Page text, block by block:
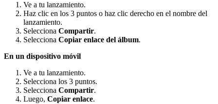
Ve a tu lanzamiento.
Haz clic en los 3 puntos o haz clic derecho en el nombre del
lanzamiento.
Selecciona Compartir.
Selecciona Copiar enlace del álbum.
En un dispositivo móvil
Ve a tu lanzamiento.
Selecciona los 3 puntos.
Selecciona Compartir.
Luego, Copiar enlace.